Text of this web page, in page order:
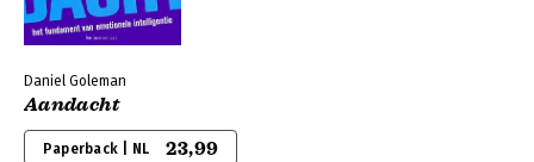
Daniel Goleman
Aandacht
Paperback | NL 23,99